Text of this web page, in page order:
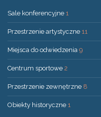
Sale konferencyjne 1
Przestrzenie artystyczne 11
Miejsca do odwiedzenia 9
Centrum sportowe 2
Przestrzenie zewnętrzne 8
Obiekty historyczne 1